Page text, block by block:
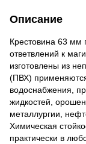
Описание
Крестовина 63 мм
ответвлений к
изготовлены из
(ПВХ)
водоснабжения,
жидкостей,
металлургии,
Химическая
практически в